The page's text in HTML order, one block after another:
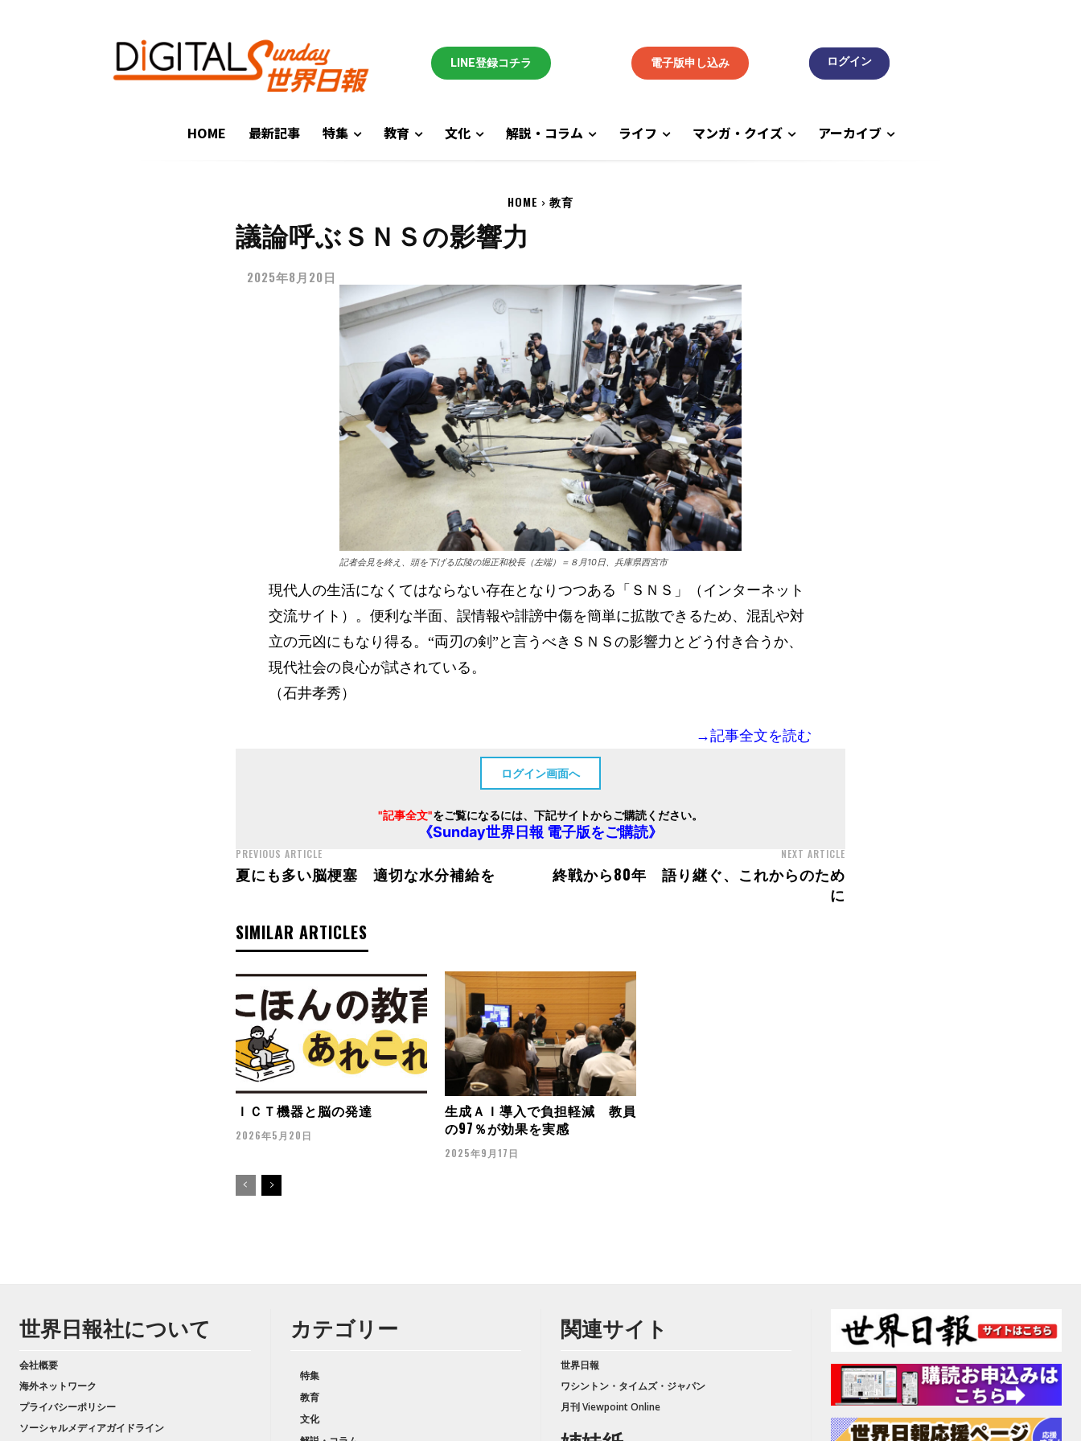
LINE登録コチラ 電子版申し込み
HOME 最新記事 特集 教育 文化 解説・コラム ライフ マンガ・クイズ アーカイブ
HOME 教育
議論呼ぶＳＮＳの影響力
2025年8月20日
記者会見を終え、頭を下げる広陵の堀正和校長（左端）＝８月10日、兵庫県西宮市
現代人の生活になくてはならない存在となりつつある「ＳＮＳ」（インターネット
交流サイト）。便利な半面、誤情報や誹謗中傷を簡単に拡散できるため、混乱や対
立の元凶にもなり得る。“両刃の剣”と言うべきＳＮＳの影響力とどう付き合うか、
現代社会の良心が試されている。
（石井孝秀）
→記事全文を読む
ログイン画面へ
"記事全文"をご覧になるには、下記サイトからご購読ください。
《Sunday世界日報 電子版をご購読》
PREVIOUS ARTICLE
夏にも多い脳梗塞 適切な水分補給を
NEXT ARTICLE
終戦から80年 語り継ぐ、これからのため
に
SIMILAR ARTICLES
ＩＣＴ機器と脳の発達
2026年5月20日
生成ＡＩ導入で負担軽減 教員
の97％が効果を実感
2025年9月17日
世界日報社について
会社概要
海外ネットワーク
プライバシーポリシー
ソーシャルメディアガイドライン
カテゴリー
特集
教育
文化
関連サイト
世界日報
ワシントン・タイムズ・ジャパン
月刊 Viewpoint Online